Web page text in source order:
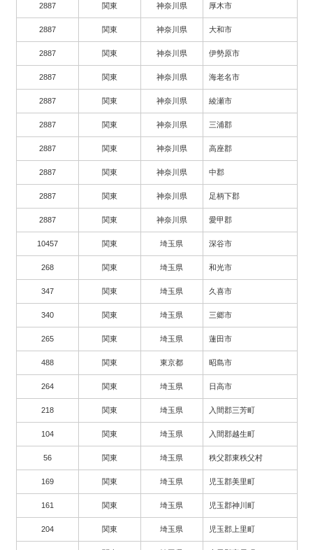
2887 関東 神奈川県 厚木市
2887 関東 神奈川県 大和市
2887 関東 神奈川県 伊勢原市
2887 関東 神奈川県 海老名市
2887 関東 神奈川県 綾瀬市
2887 関東 神奈川県 三浦郡
2887 関東 神奈川県 高座郡
2887 関東 神奈川県 中郡
2887 関東 神奈川県 足柄下郡
2887 関東 神奈川県 愛甲郡
10457 関東 埼玉県 深谷市
268 関東 埼玉県 和光市
347 関東 埼玉県 久喜市
340 関東 埼玉県 三郷市
265 関東 埼玉県 蓮田市
488 関東 東京都 昭島市
264 関東 埼玉県 日高市
218 関東 埼玉県 入間郡三芳町
104 関東 埼玉県 入間郡越生町
56 関東 埼玉県 秩父郡東秩父村
169 関東 埼玉県 児玉郡美里町
161 関東 埼玉県 児玉郡神川町
204 関東 埼玉県 児玉郡上里町